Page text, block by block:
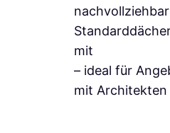
mit
– ideal für
mit